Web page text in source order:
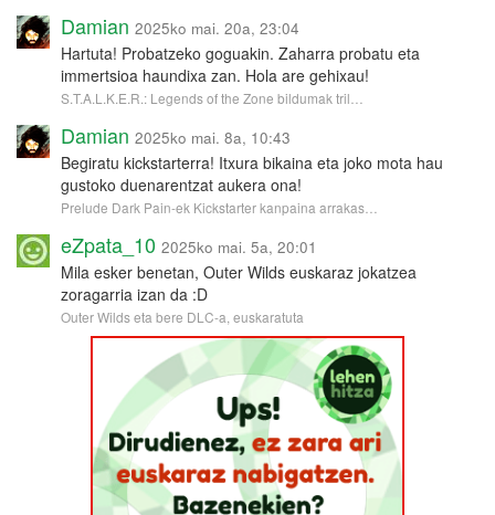
Damian 2025ko mai. 20a, 23:04
Hartuta! Probatzeko goguakin. Zaharra probatu eta
immertsioa haundixa zan. Hola are gehixau!
S.T.A.L.K.E.R.: Legends of the Zone bildumak tril…
Damian 2025ko mai. 8a, 10:43
Begiratu kickstarterra! Itxura bikaina eta joko mota hau
gustoko duenarentzat aukera ona!
Prelude Dark Pain-ek Kickstarter kanpaina arrakas…
eZpata_10 2025ko mai. 5a, 20:01
Mila esker benetan, Outer Wilds euskaraz jokatzea
zoragarria izan da :D
Outer Wilds eta bere DLC-a, euskaratuta